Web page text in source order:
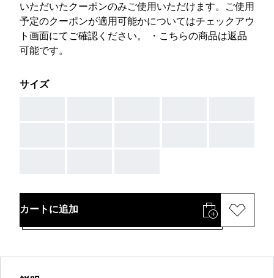
いただいたクーポンのみご使用いただけます。ご使用
予定のクーポンが適用可能かについてはチェックアウ
ト画面にてご確認ください。 ・こちらの商品は返品
可能です。
サイズ
カートに追加